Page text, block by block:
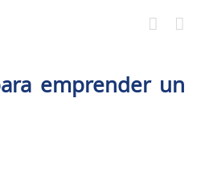
emprender un